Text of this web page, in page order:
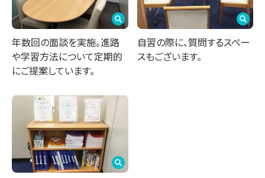
年数回の面談を実施。進路
や学習方法について定期的
にご提案しています。
自習の際に、質問するスペー
スもございます。